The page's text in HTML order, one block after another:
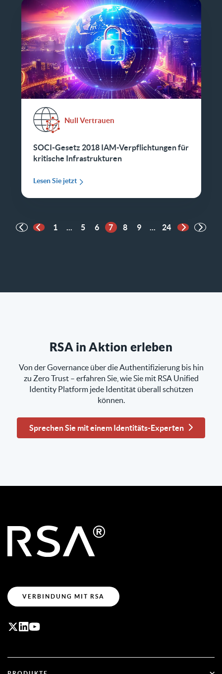
Null Vertrauen
SOCI-Gesetz 2018 IAM-Verpflichtungen für
kritische Infrastrukturen
Lesen Sie jetzt
Vorherige Seite
1 ... 5 6 7 8 9 ... 24
Nächste
RSA in Aktion erleben
Von der Governance über die Authentifizierung bis hin
zu Zero Trust – erfahren Sie, wie Sie mit RSA Unified
Identity Platform jede Identität überall schützen
können.
Sprechen Sie mit einem Identitäts-Experten
VERBINDUNG MIT RSA